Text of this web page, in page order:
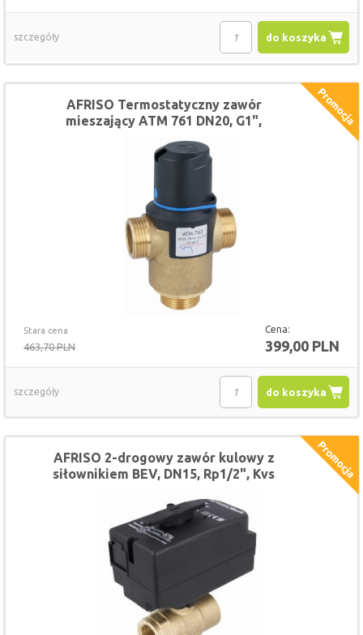
do koszyka
szczegóły
Stara cena
463,70 PLN
Cena:
399,00 PLN
AFRISO Termostatyczny zawór
mieszający ATM 761 DN20, G1",
3,2
do koszyka
szczegóły
AFRISO 2-drogowy zawór kulowy z
siłownikiem BEV, DN15, Rp1/2", Kvs